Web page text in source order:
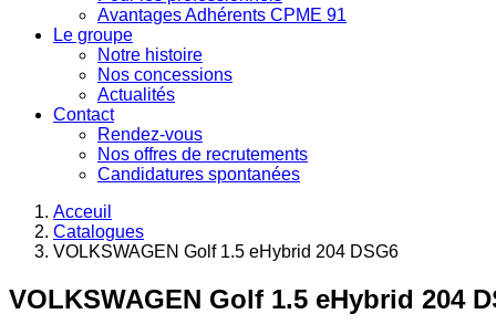
Avantages Adhérents CPME 91
Le groupe
Notre histoire
Nos concessions
Actualités
Contact
Rendez-vous
Nos offres de recrutements
Candidatures spontanées
Acceuil
Catalogues
VOLKSWAGEN Golf 1.5 eHybrid 204 DSG6
VOLKSWAGEN Golf 1.5 eHybrid 204